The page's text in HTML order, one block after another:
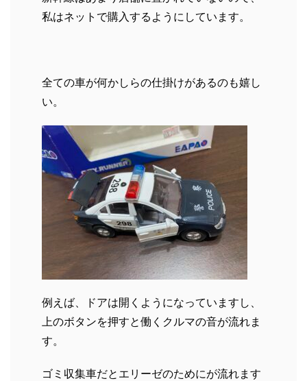
私はネットで購入するようにしています。
全ての車が何かしらの仕掛けがあるのも嬉し
い。
例えば、ドアは開くようになっていますし、
上のボタンを押すと働くクルマの音が流れま
す。
ゴミ収集車だとエリーゼのためにが流れます